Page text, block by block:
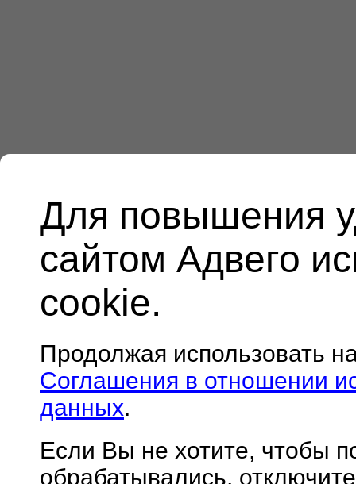
Для повышения
сайтом Адвего
cookie.
Продолжая использовать
Соглашения в отношении
данных.
Если Вы не хотите, чтобы
обрабатывались,